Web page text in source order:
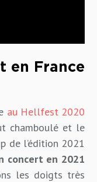
en France
au Hellfest 2020
chamboulé et le
de l’édition 2021
concert en 2021
les doigts très